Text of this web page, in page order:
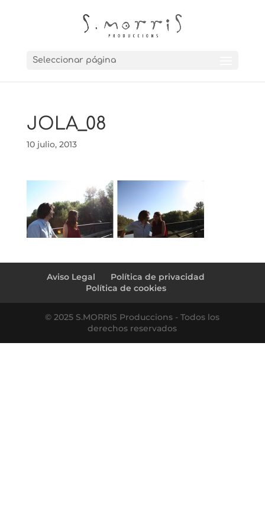
Seleccionar página
JOLA_08
10 julio, 2013
Aviso Legal
Política de privacidad
Política de cookies
© 2025 S.MORRIS Produccions - Todos los
derechos reservados